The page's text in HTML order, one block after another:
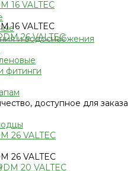
и водоснабжения
фитинги
16 VALTEC
16 VALTEC
доступное для заказа
26 VALTEC
26 VALTEC